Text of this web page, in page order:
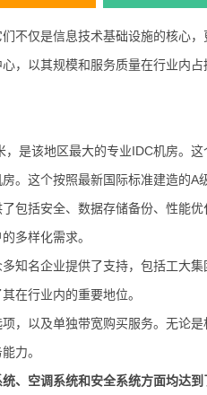
不仅是信息技术基础设施的核心
，以其规模和服务质量在行业内
是该地区最大的专业IDC机房。
。这个按照最新国际标准建造的
包括安全、数据存储备份、性能
多样化需求。
多知名企业提供了支持，包括工大
在行业内的重要地位。
，以及单独带宽购买服务。无论
力。
、空调系统和安全系统方面均达到